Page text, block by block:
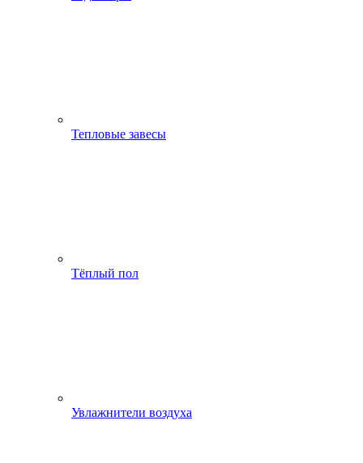
Тепловые завесы
Тёплый пол
Увлажнители воздуха